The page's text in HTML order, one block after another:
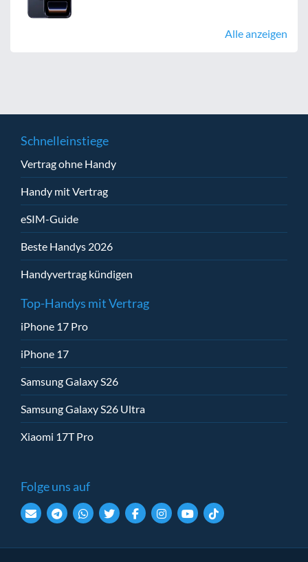
Alle anzeigen
Schnelleinstiege
Vertrag ohne Handy
Handy mit Vertrag
eSIM-Guide
Beste Handys 2026
Handyvertrag kündigen
Top-Handys mit Vertrag
iPhone 17 Pro
iPhone 17
Samsung Galaxy S26
Samsung Galaxy S26 Ultra
Xiaomi 17T Pro
Folge uns auf